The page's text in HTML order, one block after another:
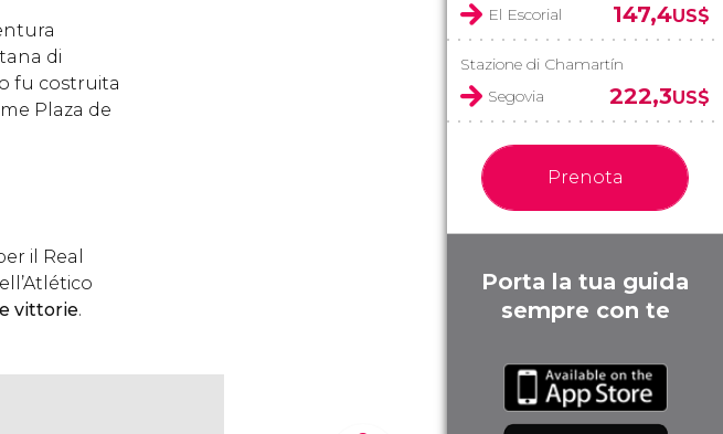
di
fu costruita
Plaza de
il Real
vittorie.
El Escorial
147,4US$
Stazione di Chamartín
Segovia
222,3US$
Prenota
Porta la tua guida
sempre con te